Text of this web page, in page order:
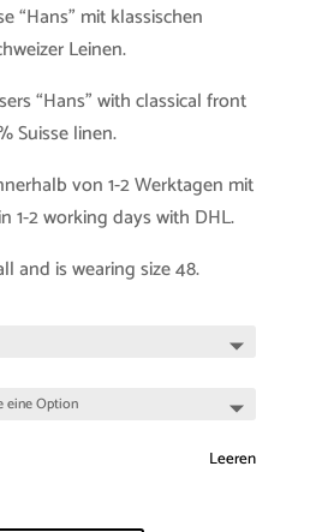
“Hans” mit klassischen
Leinen.
“Hans” with classical front
Suisse linen.
von 1-2 Werktagen mit
1-2 working days with DHL.
and is wearing size 48.
Leeren